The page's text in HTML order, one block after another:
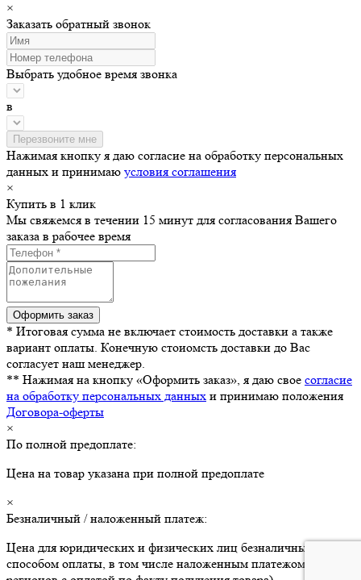
×
Заказать обратный звонок
Выбрать удобное время звонка
в
Нажимая кнопку я даю согласие на обработку персональных
данных и принимаю условия соглашения
×
Купить в 1 клик
Мы свяжемся в течении 15 минут для согласования Вашего
заказа в рабочее время
* Итоговая сумма не включает стоимость доставки а также
вариант оплаты. Конечную стоиомсть доставки до Вас
согласует наш менеджер.
** Нажимая на кнопку «Оформить заказ», я даю свое согласие
на обработку персональных данных и принимаю положения
Договора-оферты
×
По полной предоплате:
Цена на товар указана при полной предоплате
×
Безналичный / наложенный платеж:
Цена для юридических и физических лиц безналичным
способом оплаты, в том числе наложенным платежом (для